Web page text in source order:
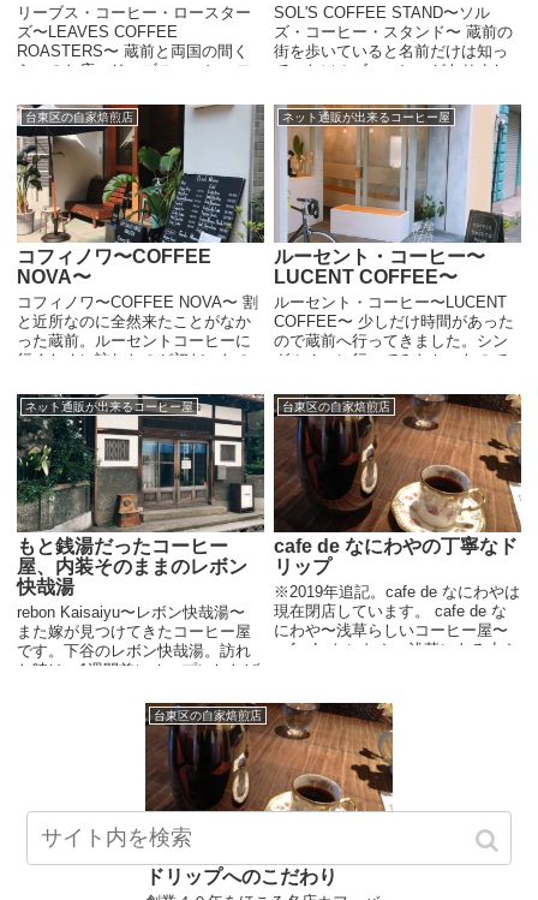
リーブス・コーヒー・ロースター
ズ〜LEAVES COFFEE
ROASTERS〜 蔵前と両国の間く
らいのお店、リーブスコーヒーロ
かな。スペシャルティらしさ全開
のお店。かつ一番海外ぽいかっこ
よさが...
SOL'S COFFEE STAND〜ソル
ズ・コーヒー・スタンド〜 蔵前の
街を歩いていると名前だけは知っ
ていたソルズコーヒーがありまし
ーヒー屋の中でも有名店だと思う
けど、こんな小さなコーヒース
タ...
台東区の自家焙煎店
コフィノワ〜COFFEE
NOVA〜
コフィノワ〜COFFEE NOVA〜 割
と近所なのに全然来たことがなか
った蔵前。ルーセントコーヒーに
行くために訪れたのが初だったの
だったので、他のお店にも色々と
行っていました。 蔵前は、東...
ネット通販が出来るコーヒー屋
ルーセント・コーヒー〜
LUCENT COFFEE〜
ルーセント・コーヒー〜LUCENT
COFFEE〜 少しだけ時間があった
ので蔵前へ行ってきました。シン
グルオーに行ってみたかったので
で他に何かないかなと検索。少し
調べてみると蔵前にはコーヒー屋
が...
ネット通販が出来るコーヒー屋
もと銭湯だったコーヒー
屋、内装そのままのレボン
快哉湯
rebon Kaisaiyu〜レボン快哉湯〜
また嫁が見つけてきたコーヒー屋
です。下谷のレボン快哉湯。訪れ
た時は、1週間前にオープンしたば
に建てられ、2016年まで営業して
台東区の自家焙煎店
cafe de なにわやの丁寧なド
リップ
※2019年追記。cafe de なにわやは
現在閉店しています。 cafe de な
にわや〜浅草らしいコーヒー屋〜
cafe de なにわや、浅草にある小さ
です...
台東区の自家焙煎店
ドリップへのこだわり